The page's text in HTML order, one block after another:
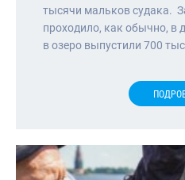
тысячи мальков судака.
проходило, как обычно, в
в озеро выпустили 700